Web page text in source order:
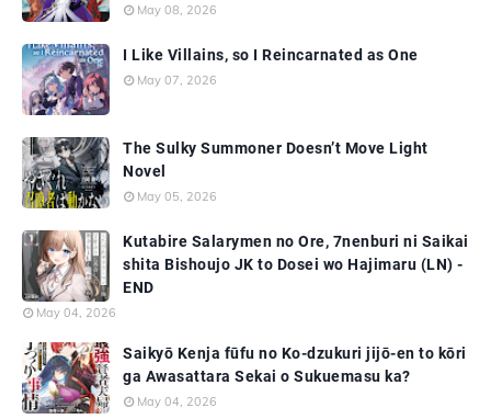
May 08, 2026
I Like Villains, so I Reincarnated as One
May 07, 2026
The Sulky Summoner Doesn’t Move Light
Novel
May 05, 2026
Kutabire Salarymen no Ore, 7nenburi ni Saikai
shita Bishoujo JK to Dosei wo Hajimaru (LN) -
END
May 04, 2026
Saikyō Kenja fūfu no Ko-dzukuri jijō-en to kōri
ga Awasattara Sekai o Sukuemasu ka?
May 04, 2026